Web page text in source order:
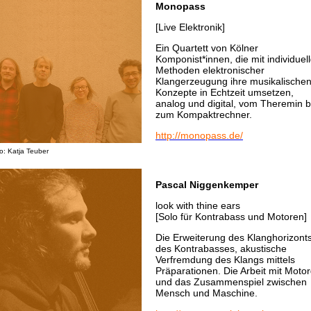
Katja Teuber
Monopass
[Live Elektronik]
Ein Quartett von Kölner
Komponist*innen, die mit
Methoden elektronischer
Klangerzeugung ihre musikalischen
Konzepte in Echtzeit umsetzen,
analog und digital, vom Theremin
zum Kompaktrechner.
http://monopass.de/
Pascal Niggenkemper
look with thine ears
[Solo für Kontrabass und Motoren]
Die Erweiterung des
des Kontrabasses, akustische
Verfremdung des Klangs mittels
Präparationen. Die Arbeit mit
und das Zusammenspiel zwischen
Mensch und Maschine.